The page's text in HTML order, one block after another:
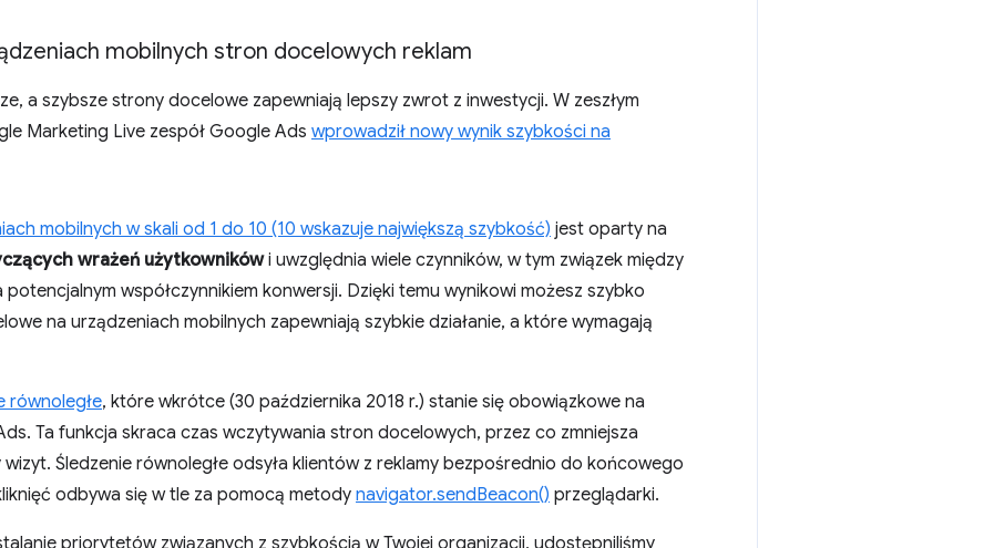
mobilnych stron docelowych reklam
a szybsze strony docelowe zapewniają lepszy zwrot z inwestycji. W zeszłym
Marketing Live zespół Google Ads wprowadził nowy wynik szybkości na
mobilnych w skali od 1 do 10 (10 wskazuje największą szybkość) jest oparty na
wrażeń użytkownikówi uwzględnia wiele czynników, w tym związek między
współczynnikiem konwersji. Dzięki temu wynikowi możesz szybko
na urządzeniach mobilnych zapewniają szybkie działanie, a które wymagają
równoległe, które wkrótce (30 października 2018 r.) stanie się obowiązkowe na
Ta funkcja skraca czas wczytywania stron docelowych, przez co zmniejsza
Śledzenie równoległe odsyła klientów z reklamy bezpośrednio do końcowego
odbywa się w tle za pomocą metody navigator.sendBeacon() przeglądarki.
priorytetów związanych z szybkością w Twojej organizacji, udostępniliśmy